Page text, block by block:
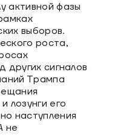
активной фазы
выборов.
роста,
других сигналов
Трампа
лозунги его
наступления
не